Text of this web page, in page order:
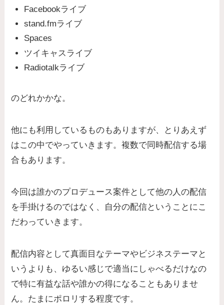
Facebookライブ
stand.fmライブ
Spaces
ツイキャスライブ
Radiotalkライブ
のどれかかな。
他にも利用しているものもありますが、とりあえず
はこの中でやっていきます。複数で同時配信する場
合もあります。
今回は誰かのプロデュース案件として他の人の配信
を手掛けるのではなく、自分の配信ということにこ
だわっていきます。
配信内容として真面目なテーマやビジネステーマと
いうよりも、ゆるい感じで適当にしゃべるだけなの
で特に有益な話や誰かの得になることもありませ
ん。たまにポロリする程度です。